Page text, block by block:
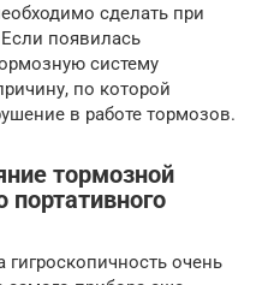
сделать при
появилась
систему
по которой
в работе тормозов.
тормозной
очень